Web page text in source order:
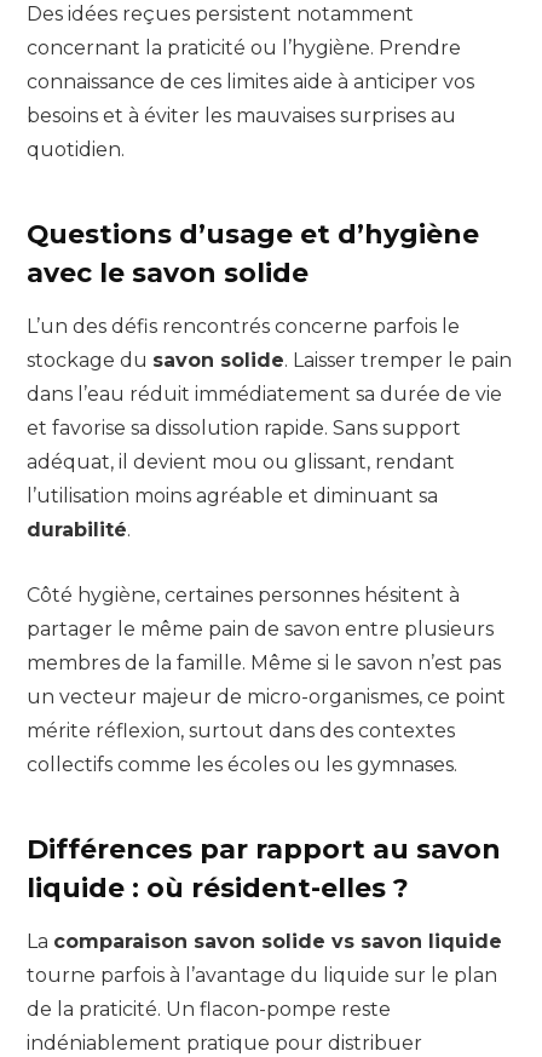
Des idées reçues persistent notamment
concernant la praticité ou l’hygiène. Prendre
connaissance de ces limites aide à anticiper vos
besoins et à éviter les mauvaises surprises au
quotidien.
Questions d’usage et d’hygiène
avec le savon solide
L’un des défis rencontrés concerne parfois le
stockage du savon solide. Laisser tremper le pain
dans l’eau réduit immédiatement sa durée de vie
et favorise sa dissolution rapide. Sans support
adéquat, il devient mou ou glissant, rendant
l’utilisation moins agréable et diminuant sa
durabilité.
Côté hygiène, certaines personnes hésitent à
partager le même pain de savon entre plusieurs
membres de la famille. Même si le savon n’est pas
un vecteur majeur de micro-organismes, ce point
mérite réflexion, surtout dans des contextes
collectifs comme les écoles ou les gymnases.
Différences par rapport au savon
liquide : où résident-elles ?
La comparaison savon solide vs savon liquide
tourne parfois à l’avantage du liquide sur le plan
de la praticité. Un flacon-pompe reste
indéniablement pratique pour distribuer